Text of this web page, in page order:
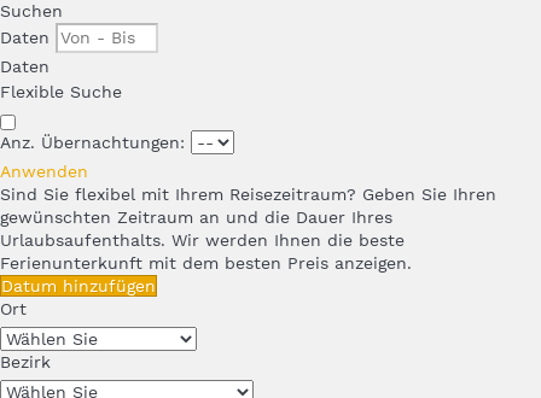
Suchen
Daten
Daten
Flexible Suche
Anz. Übernachtungen:
Anwenden
Sind Sie flexibel mit Ihrem Reisezeitraum? Geben Sie Ihren
gewünschten Zeitraum an und die Dauer Ihres
Urlaubsaufenthalts. Wir werden Ihnen die beste
Ferienunterkunft mit dem besten Preis anzeigen.
Datum hinzufügen
Ort
Bezirk